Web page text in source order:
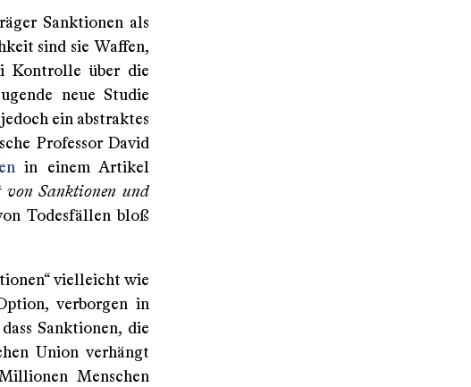
Sanktionen als
sind sie Waffen,
Kontrolle über die
neue Studie
ein abstraktes
Professor David
in einem Artikel
von Sanktionen und
Todesfällen bloß
vielleicht wie
verborgen in
Sanktionen, die
Union verhängt
Menschen